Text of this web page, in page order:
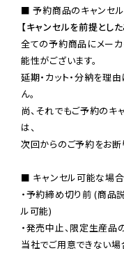
【キャンセルを前提とし
全ての予約商品にメーカ
能性がございます。
延期・カット・分納を理
ん。
尚、それでもご予約のキ
は、
次回からのご予約をお断
■ キャンセル可能な場合
・予約締め切り前 (商品
ル可能)
・発売中止、限定生産
当社でご用意できない場